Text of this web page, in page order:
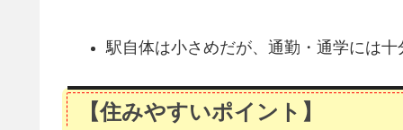
駅自体は小さめだが、通勤・通学には
【住みやすいポイント】